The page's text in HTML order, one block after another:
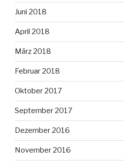
Juni 2018
April 2018
März 2018
Februar 2018
Oktober 2017
September 2017
Dezember 2016
November 2016